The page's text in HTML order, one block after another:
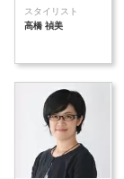
スタイリスト
高橋 禎美